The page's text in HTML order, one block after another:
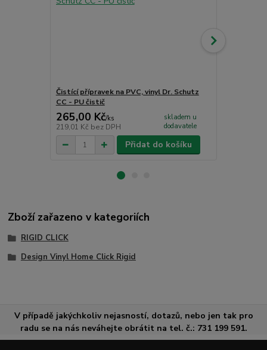
Čistící přípravek na PVC, vinyl Dr. Schutz
CC - PU čistič
265,00 Kč/ks
219,01 Kč bez DPH
skladem u
dodavatele
Přidat do košíku
Zboží zařazeno v kategoriích
RIGID CLICK
Design Vinyl Home Click Rigid
V případě jakýchkoliv nejasností, dotazů, nebo jen tak pro
radu se na nás neváhejte obrátit na tel. č.: 731 199 591.